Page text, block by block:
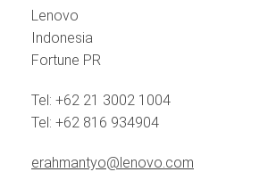
Lenovo
Fortune PR
Tel: +62 21
Tel: +62 816 934904
erahmantyo@lenovo.com